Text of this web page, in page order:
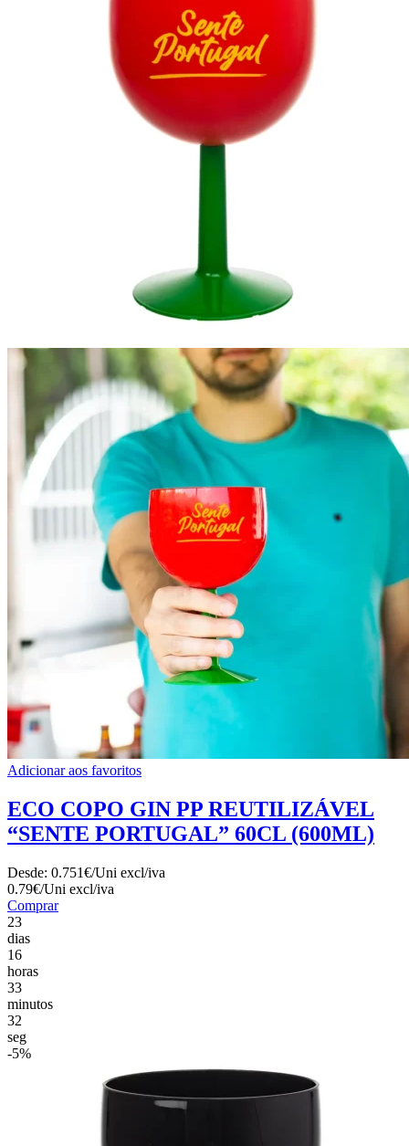
Adicionar aos favoritos
ECO COPO GIN PP REUTILIZÁVEL
“SENTE PORTUGAL” 60CL (600ML)
Desde: 0.751€/Uni excl/iva
0.79€/Uni excl/iva
Comprar
23
dias
16
horas
33
minutos
30
seg
-5%